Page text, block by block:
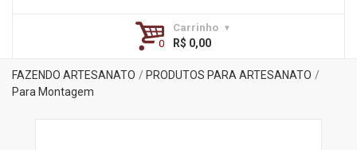
Carrinho
R$ 0,00
FAZENDO ARTESANATO
PRODUTOS PARA ARTESANATO
Para Montagem